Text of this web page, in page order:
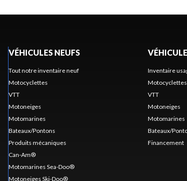
VÉHICULES NEUFS
Tout notre inventaire neuf
Motocyclettes
VTT
Motoneiges
Motomarines
Bateaux/Pontons
Produits mécaniques
Can-Am®
Motomarines Sea-Doo®
Motoneiges Ski-Doo®
Inventaire
Motocyclettes
VTT
Motoneiges
Motomarines
Bateaux/
Financement